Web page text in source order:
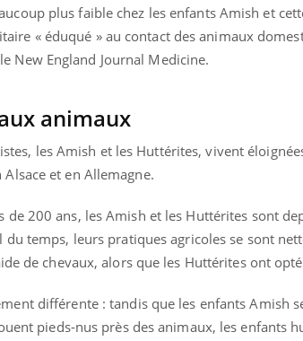
plus faible chez les enfants Amish et
« éduqué » au contact des animaux
New England Journal Medicine.
animaux
les Amish et les Huttérites, vivent
et en Allemagne.
de 200 ans, les Amish et les Huttérites sont
temps, leurs pratiques agricoles se sont
de chevaux, alors que les Huttérites ont
différente : tandis que les enfants Amish
pieds-nus près des animaux, les enfants
& Ramadan 2026Youtube
nombreuses personnes atteintes de
c'est une période de questions, de
mais ...
Un
Un